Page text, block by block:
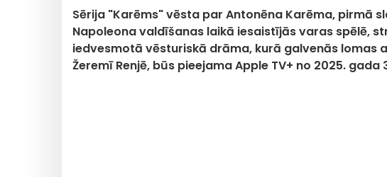
Sērija "Karēms" vēsta par Antonēna Karēma, pirmā
Napoleona valdīšanas laikā iesaistījās varas spēlē,
iedvesmotā vēsturiskā drāma, kurā galvenās lomas
Žeremī Renjē, būs pieejama Apple TV+ no 2025. gada